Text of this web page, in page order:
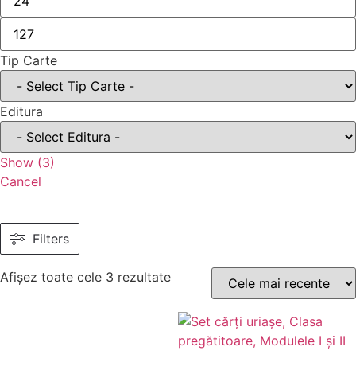
Tip Carte
Editura
Show (3)
Cancel
Filters
Afișez toate cele 3 rezultate